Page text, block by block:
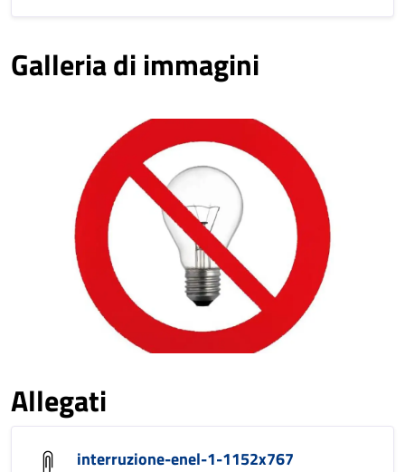
Galleria di immagini
Allegati
interruzione-enel-1-1152x767